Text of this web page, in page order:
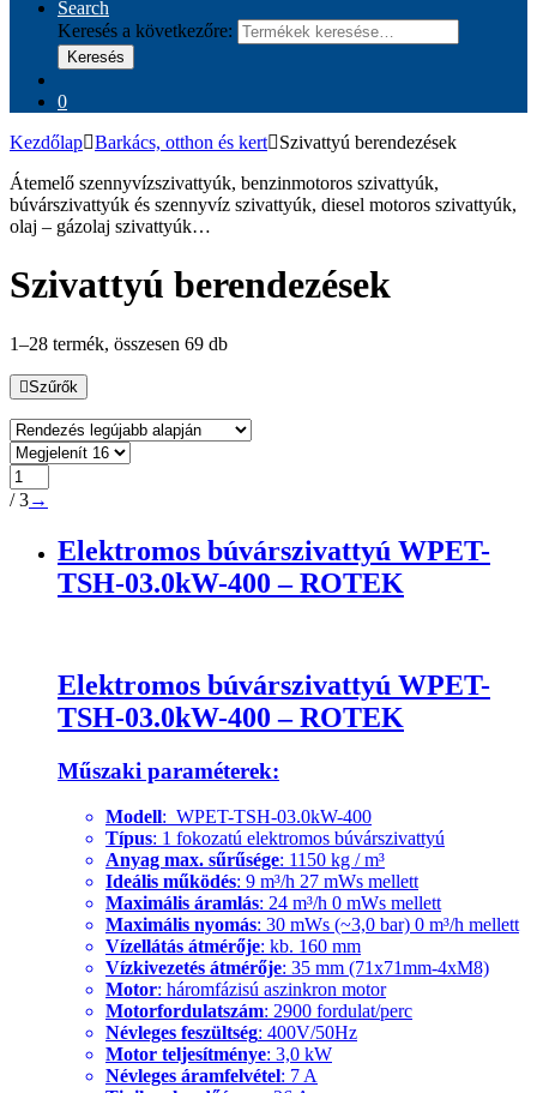
Search
Keresés a következőre:
Keresés
0
Kezdőlap Barkács, otthon és kert
Szivattyú berendezések
Átemelő szennyvízszivattyúk, benzinmotoros szivattyúk,
búvárszivattyúk és szennyvíz szivattyúk, diesel motoros szivattyúk,
olaj – gázolaj szivattyúk…
Szivattyú berendezések
1–28 termék, összesen 69 db
Szűrők
/ 3→
Elektromos búvárszivattyú WPET-
TSH-03.0kW-400 – ROTEK
Elektromos búvárszivattyú WPET-
TSH-03.0kW-400 – ROTEK
Műszaki paraméterek:
Modell: WPET-TSH-03.0kW-400
Típus: 1 fokozatú elektromos búvárszivattyú
Anyag max. sűrűsége: 1150 kg / m³
Ideális működés: 9 m³/h 27 mWs mellett
Maximális áramlás: 24 m³/h 0 mWs mellett
Maximális nyomás: 30 mWs (~3,0 bar) 0 m³/h mellett
Vízellátás átmérője: kb. 160 mm
Vízkivezetés átmérője: 35 mm (71x71mm-4xM8)
Motor: háromfázisú aszinkron motor
Motorfordulatszám: 2900 fordulat/perc
Névleges feszültség: 400V/50Hz
Motor teljesítménye: 3,0 kW
Névleges áramfelvétel: 7 A